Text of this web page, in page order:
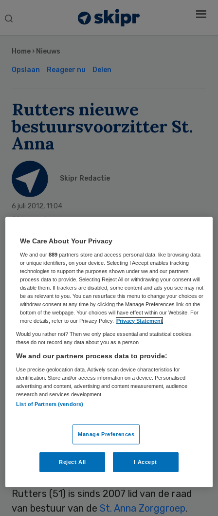
Search
Home › Nieuws
Opslaan Reageer nu Delen
Rutters nieuwe
bestuursvoorzitter St.
Anna
Skipr Redactie
6 juli 2012, 11:04
50 keer gelezen
De raad van toezicht heeft Ed Rutters (51)
benoemd tot voorzitter van de raad van
bestuur van de St. Anna Zorggroep. Rutters
is de opvolger van Ruurd Jan Roorda, die
eind 2011 overstapte naar Tergooi
Ziekenhuizen.
Rutters (51) is sinds 2007 lid van de raad
van bestuur van de St. Anna Zorggroep.
Sidebar
We Care About Your Privacy
We and our889 partners store and access personal data, like browsing data
or unique identifiers, on your device. Selecting I Accept enables tracking
technologies to support the purposes shown under we and our partners
process data to provide. Selecting Reject All or withdrawing your consent will
disable them. If trackers are disabled, some content and ads you see may not
be as relevant to you. You can resurface this menu to change your choices or
withdraw consent at any time by clicking the Manage Preferences link on the
bottom of the webpage. Your choices will have effect within our Website. For
more details, refer to our Privacy Policy.
Privacy Statement
Would you rather not? Then we only place essential and statistical cookies,
these do not record any data about you as a person
We and our partners process data to provide:
Use precise geolocation data. Actively scan device characteristics for
identification. Store and/or access information on a device. Personalised
advertising and content, advertising and content measurement, audience
research and services development.
List of Partners (vendors)
Manage Preferences
Reject All I Accept